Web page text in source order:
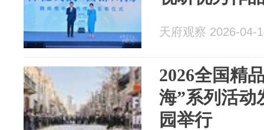
天府观察 2026-04-
2026全国精
海”系列活动
园举行